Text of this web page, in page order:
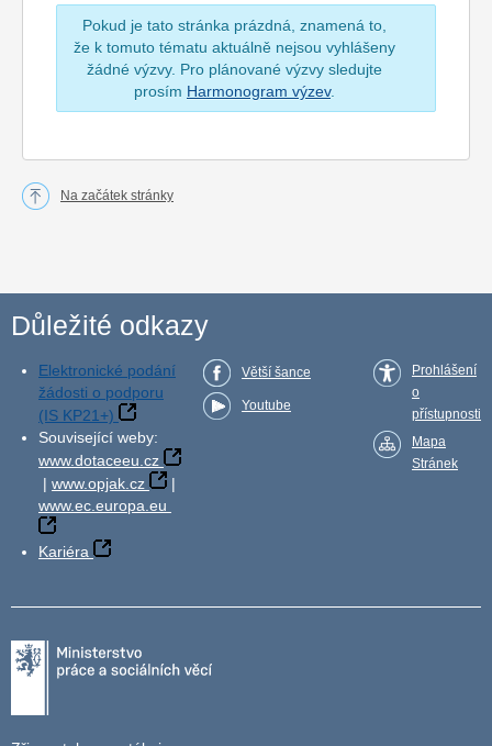
Pokud je tato stránka prázdná, znamená to,
že k tomuto tématu aktuálně nejsou vyhlášeny
žádné výzvy. Pro plánované výzvy sledujte
prosím Harmonogram výzev.
Na začátek stránky
Důležité odkazy
Elektronické podání
žádosti o podporu
(IS KP21+)
Související weby:
www.dotaceeu.cz
| www.opjak.cz
|
www.ec.europa.eu
Kariéra
Větší šance
Youtube
Prohlášení
o
přístupnosti
Mapa
Stránek